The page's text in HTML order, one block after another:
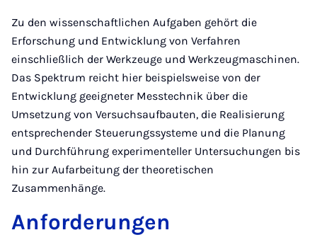
Zu den wissenschaftlichen Aufgaben gehört die
Erforschung und Entwicklung von Verfahren
einschließlich der Werkzeuge und Werkzeugmaschinen.
Das Spektrum reicht hier beispielsweise von der
Entwicklung geeigneter Messtechnik über die
Umsetzung von Versuchsaufbauten, die Realisierung
entsprechender Steuerungssysteme und die Planung
und Durchführung experimenteller Untersuchungen bis
hin zur Aufarbeitung der theoretischen
Zusammenhänge.
Anforderungen